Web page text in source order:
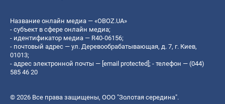
Название онлайн медиа — «OBOZ.UA»
- субъект в сфере онлайн медиа;
- идентификатор медиа — R40-06156;
- почтовый адрес — ул. Деревообрабатывающая, д. 7, г. Киев,
01013;
- адрес электронной почты — [email protected]; - телефон — (044)
585 46 20
© 2026 Все права защищены, ООО "Золотая середина".